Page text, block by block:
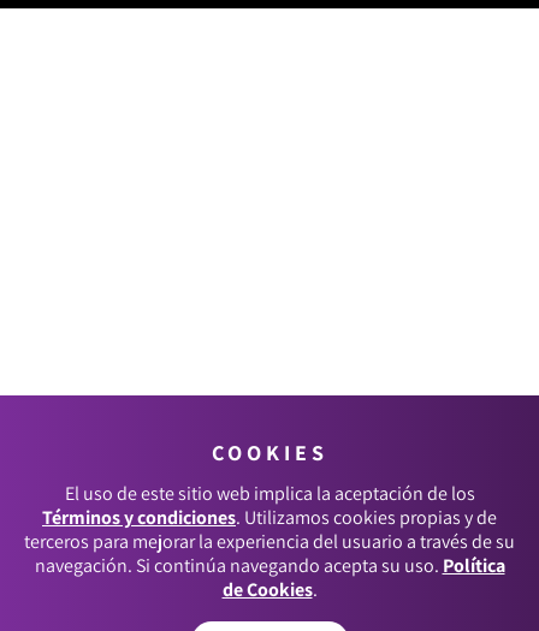
COOKIES
El uso de este sitio web implica la aceptación de los
Términos y condiciones. Utilizamos cookies propias y de
terceros para mejorar la experiencia del usuario a través de su
navegación. Si continúa navegando acepta su uso. Política
de Cookies.